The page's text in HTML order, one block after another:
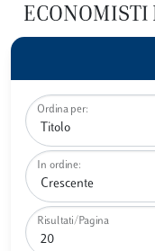
ECONOMISTI
Ordina per:
In ordine:
Risultati/Pagina